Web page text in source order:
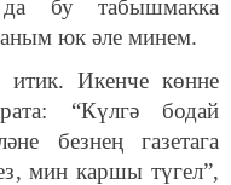
бу табышмакка
юк әле минем.
Икенче көнне
“Күлгә бодай
безнең газетага
мин каршы түгел”,